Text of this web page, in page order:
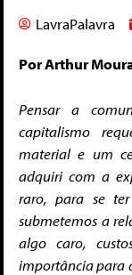
LavraPalavra
Por Arthur
Pensar a
capitalismo
material e um
adquiri com a
raro, para se
submetemos a
algo caro,
importância para